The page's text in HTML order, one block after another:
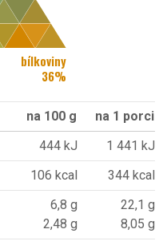
bílkoviny
36%
na 100 g
na 1 porci
444 kJ
1 441 kJ
106 kcal
344 kcal
6,8 g
2,48 g
22,1 g
8,05 g